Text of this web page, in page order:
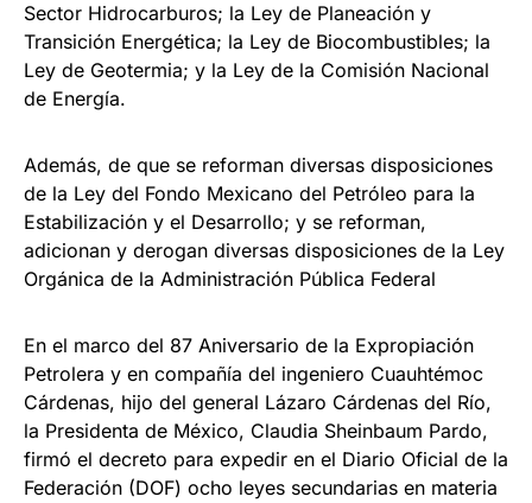
Sector Hidrocarburos; la Ley de Planeación y
Transición Energética; la Ley de Biocombustibles; la
Ley de Geotermia; y la Ley de la Comisión Nacional
de Energía.
Además, de que se reforman diversas disposiciones
de la Ley del Fondo Mexicano del Petróleo para la
Estabilización y el Desarrollo; y se reforman,
adicionan y derogan diversas disposiciones de la Ley
Orgánica de la Administración Pública Federal
En el marco del 87 Aniversario de la Expropiación
Petrolera y en compañía del ingeniero Cuauhtémoc
Cárdenas, hijo del general Lázaro Cárdenas del Río,
la Presidenta de México, Claudia Sheinbaum Pardo,
firmó el decreto para expedir en el Diario Oficial de la
Federación (DOF) ocho leyes secundarias en materia